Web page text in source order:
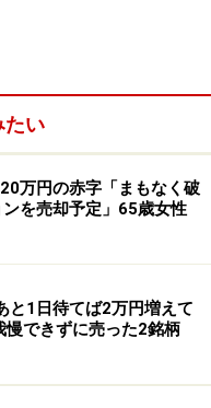
活動を目標にしている
ています。
金だけで「ほとんどの
す。
ポーツジムのよ
ルバイトの月収12万
たい
万円の赤字「まもなく破
を売却予定」65歳女性
と1日待てば2万円増えて
慢できずに売った2銘柄